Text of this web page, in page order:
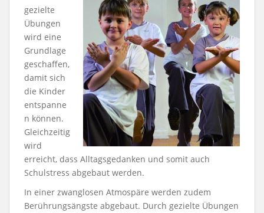
gezielte
Übungen
wird eine
Grundlage
geschaffen,
damit sich
die Kinder
entspanne
n können.
Gleichzeitig
wird
erreicht, dass Alltagsgedanken und somit auch
Schulstress abgebaut werden.
In einer zwanglosen Atmospäre werden zudem
Berührungsängste abgebaut. Durch gezielte Übungen